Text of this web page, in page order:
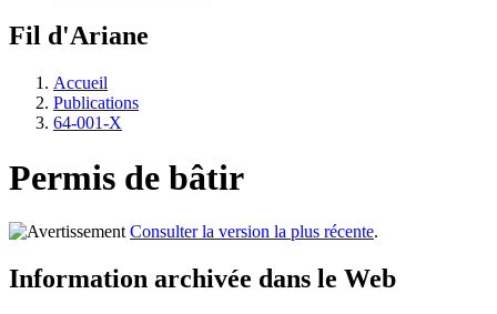
Fil d'Ariane
Accueil
Publications
64-001-X
Permis de bâtir
Consulter la version la plus récente.
Information archivée dans le Web